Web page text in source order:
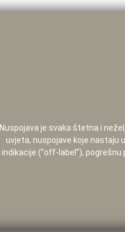
Nuspojava je svaka štetna i
uvjeta, nuspojave koje nastaju
indikacije (”off-label”),